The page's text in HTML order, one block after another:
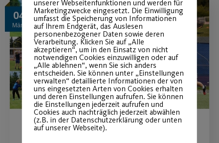
04
März
Wiederaufnahme des
unserer Webseitenfunktionen und werden für
Marketingzwecke eingesetzt. Die Einwilligung
umfasst die Speicherung von Informationen
auf Ihrem Endgerät, das Auslesen
personenbezogener Daten sowie deren
Verarbeitung. Klicken Sie auf „Alle
akzeptieren“, um in den Einsatz von nicht
notwendigen Cookies einzuwilligen oder auf
„Alle ablehnen“, wenn Sie sich anders
entscheiden. Sie können unter „Einstellungen
verwalten“ detaillierte Informationen der von
uns eingesetzten Arten von Cookies erhalten
und deren Einstellungen aufrufen. Sie können
die Einstellungen jederzeit aufrufen und
Cookies auch nachträglich jederzeit abwählen
(z.B. in der Datenschutzerklärung oder unten
auf unserer Webseite).